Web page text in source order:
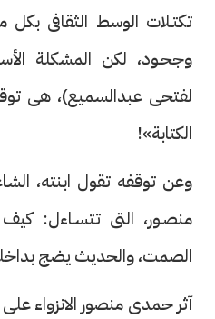
تكتـلات الوسط الثقافى
وجحـود، لكن المشكلة
لفتحى عبدالسميع)، هى
الكتابة»!
وعن توقفه تقول ابنته،
منصـور، التى تتسـاءل:
الصمت، والحديث يضج
آثر حمدى منصور الانزواء